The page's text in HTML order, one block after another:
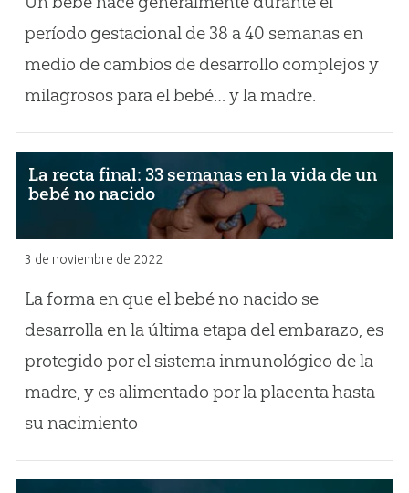
período gestacional de 38 a 40 semanas en
medio de cambios de desarrollo complejos y
milagrosos para el bebé… y la madre.
La recta final: 33 semanas en la vida de un
bebé no nacido
3 de noviembre de 2022
La forma en que el bebé no nacido se
desarrolla en la última etapa del embarazo, es
protegido por el sistema inmunológico de la
madre, y es alimentado por la placenta hasta
su nacimiento